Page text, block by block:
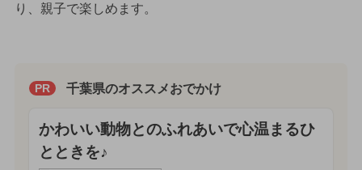
り、親子で楽しめます。
PR 千葉県のオススメおでかけ
かわいい動物とのふれあいで心温まるひ
とときを♪